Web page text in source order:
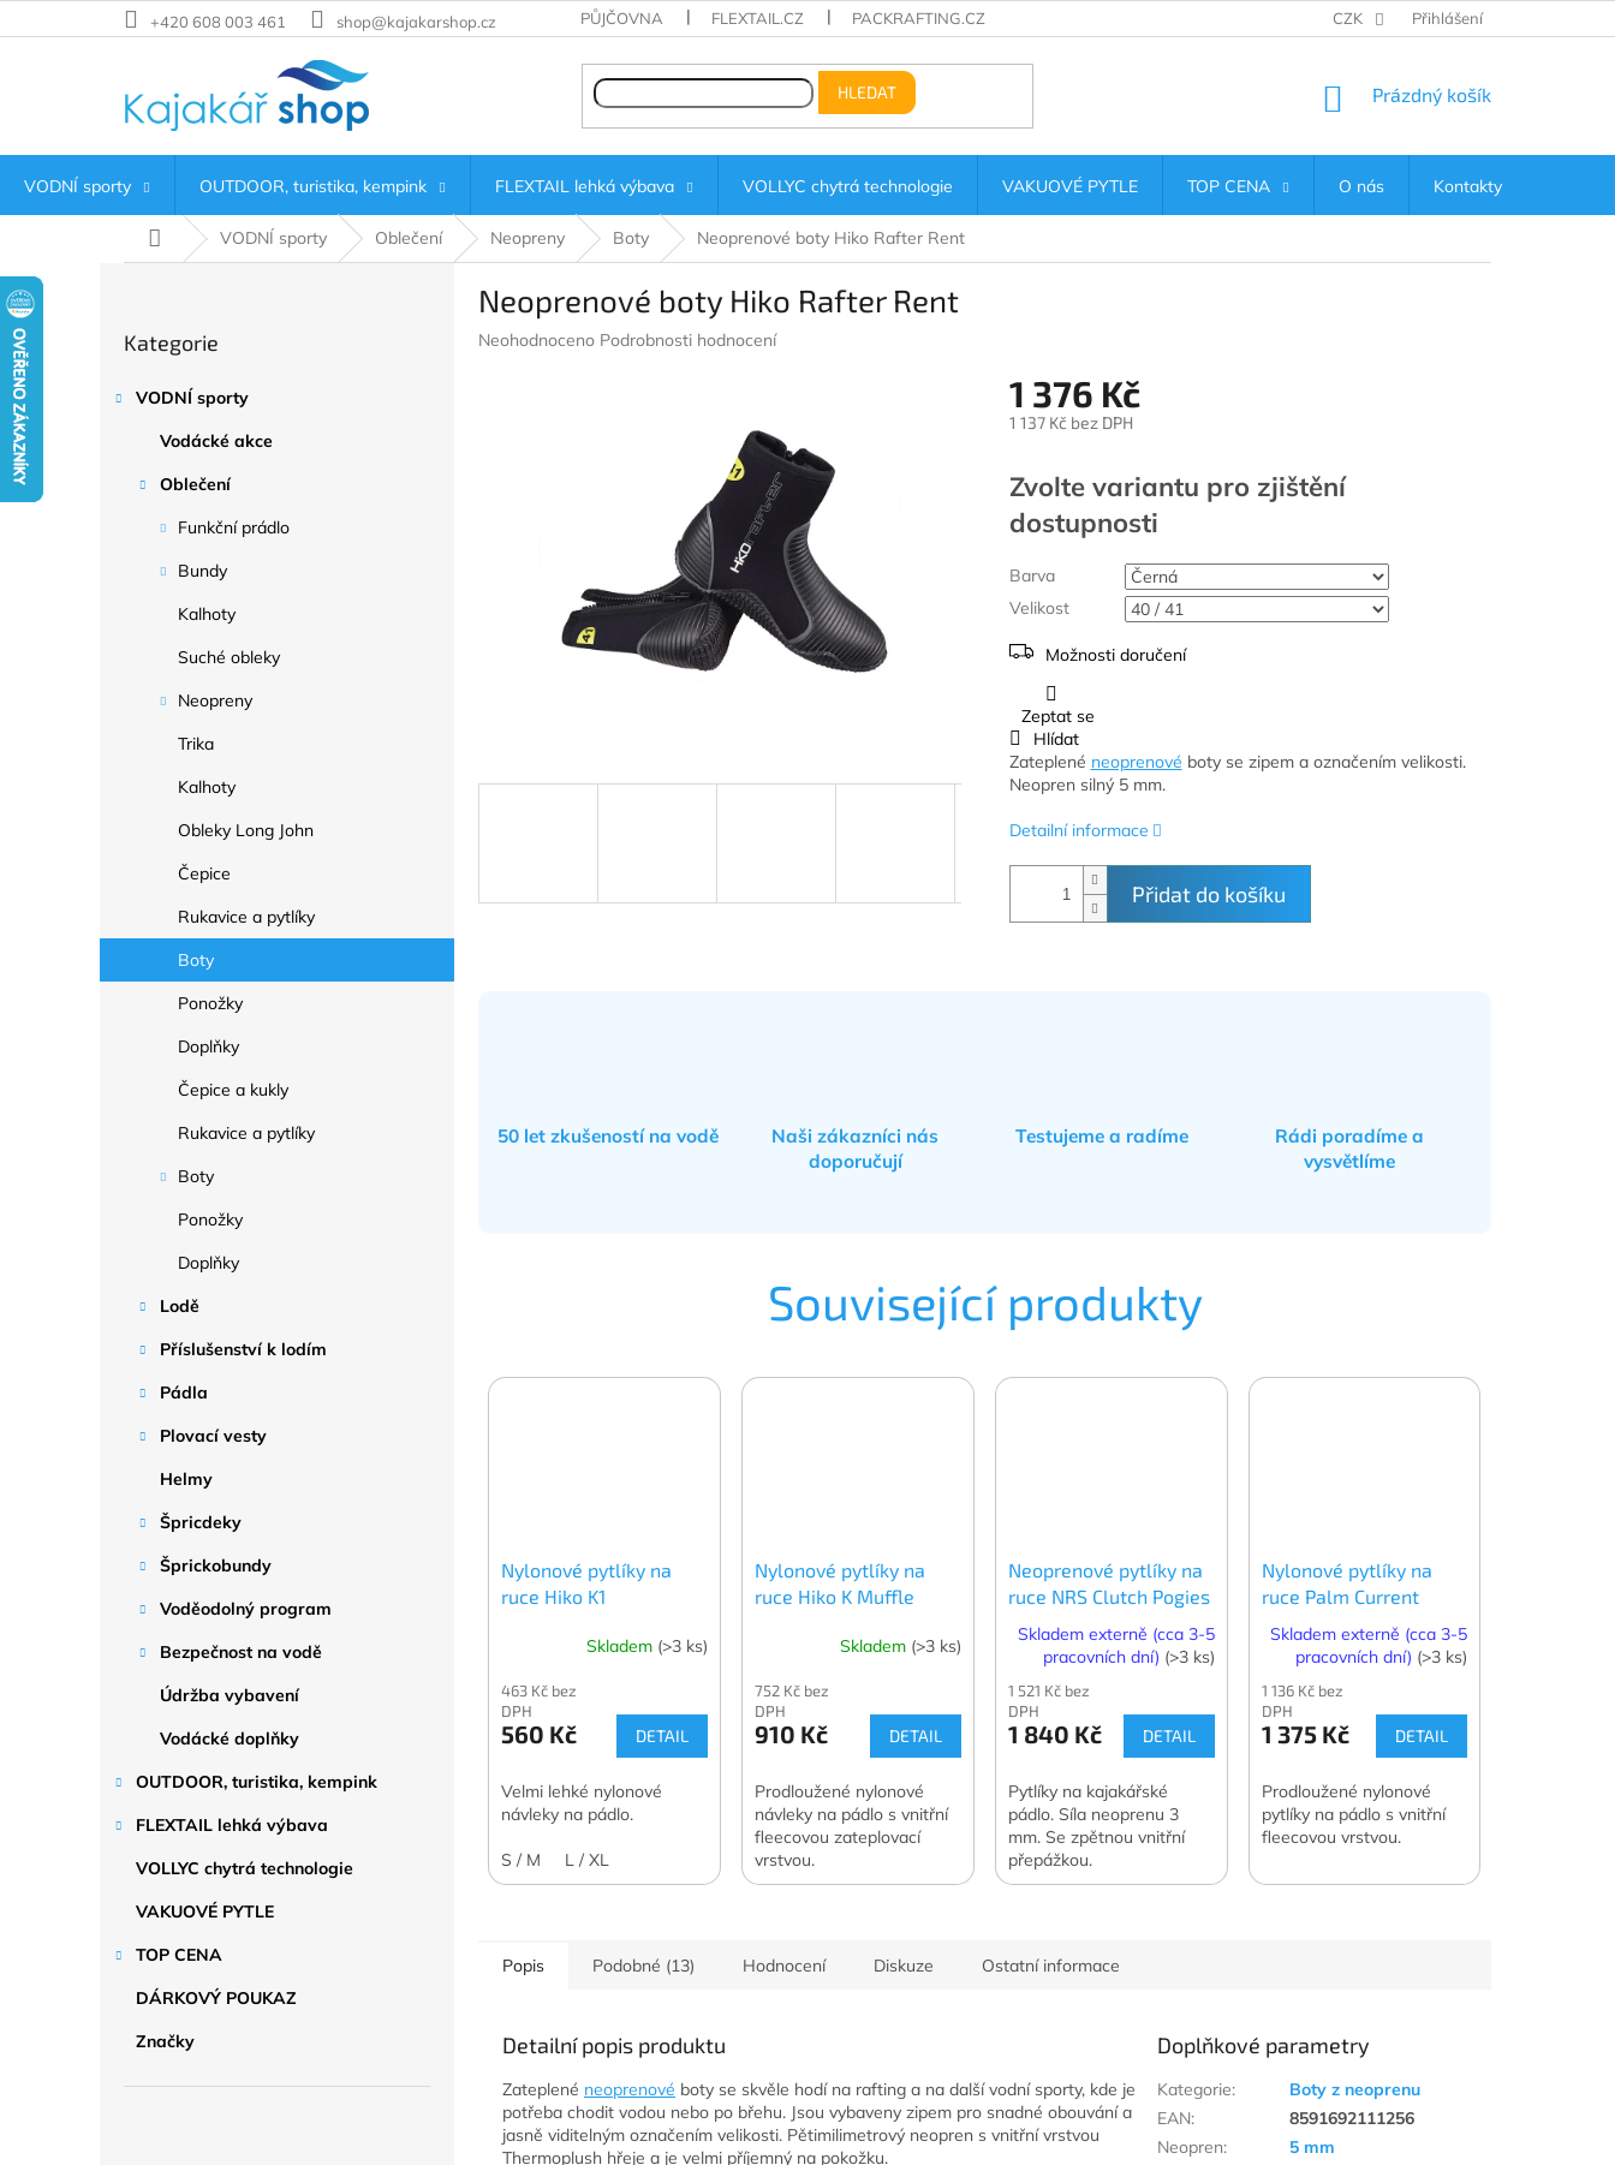
na
+420 608 003 461 shop@kajakarshop.cz PŮJČOVNA FLEXTAIL.CZ PACKRAFTING.CZ CZK Přihlášení
HLEDAT
NÁKUPNÍ
Prázdný košík
VODNÍ sporty OUTDOOR, turistika, kempink FLEXTAIL lehká výbava VOLLYC chytrá technologie VAKUOVÉ PYTLE TOP CENA O nás Kontakty
Domů VODNÍ sporty Oblečení Neopreny Boty Neoprenové boty Hiko Rafter Rent
kategorie
Kategorie
VODNÍ sporty
Vodácké akce
Oblečení
Funkční prádlo
Bundy
Kalhoty
Suché obleky
Neopreny
Trika
Kalhoty
Obleky Long John
Čepice
Rukavice a pytlíky
Boty
Ponožky
Doplňky
Čepice a kukly
Rukavice a pytlíky
Boty
Ponožky
Doplňky
Lodě
Příslušenství k lodím
Pádla
Plovací vesty
Helmy
Špricdeky
Šprickobundy
Voděodolný program
Bezpečnost na vodě
Údržba vybavení
Vodácké doplňky
OUTDOOR, turistika, kempink
FLEXTAIL lehká výbava
VOLLYC chytrá technologie
VAKUOVÉ PYTLE
TOP CENA
DÁRKOVÝ POUKAZ
Značky
Neoprenové boty Hiko Rafter Rent
Průměrné
Neohodnoceno Podrobnosti hodnocení
1 376 Kč
1 137 Kč bez DPH
cena:
Zvolte variantu
Barva
Velikost
Možnosti doručení
Přidat do košíku
Zateplené neoprenové boty se zipem a označením velikosti.
Neopren silný 5 mm.
Detailní informace
Zeptat se
Hlídat
50 let zkušeností na vodě
Naši zákazníci nás
doporučují
Testujeme a radíme
Rádi poradíme a
vysvětlíme
Související produkty
Nylonové pytlíky na
ruce Hiko K1
Skladem (>3 ks)
463 Kč bez
DPH
560 Kč DETAIL
Velmi lehké nylonové
návleky na pádlo.
S / M L / XL
Nylonové pytlíky na
ruce Hiko K Muffle
Skladem (>3 ks)
752 Kč bez
DPH
910 Kč DETAIL
Prodloužené nylonové
návleky na pádlo s vnitřní
fleecovou zateplovací
vrstvou.
Neoprenové pytlíky na
ruce NRS Clutch Pogies
Skladem externě (cca 3-5
pracovních dní) (>3 ks)
1 521 Kč bez
DPH
1 840 Kč DETAIL
Pytlíky na kajakářské
pádlo. Síla neoprenu 3
mm. Se zpětnou vnitřní
přepážkou.
Nylonové pytlíky na
ruce Palm Current
Skladem externě (cca 3-5
pracovních dní) (>3 ks)
1 136 Kč bez
DPH
1 375 Kč DETAIL
Prodloužené nylonové
pytlíky na pádlo s vnitřní
fleecovou vrstvou.
Popis Podobné (13) Hodnocení Diskuze Ostatní informace
Detailní popis produktu
Zateplené neoprenové boty se skvěle hodí na rafting a na další vodní sporty, kde je
potřeba chodit vodou nebo po břehu. Jsou vybaveny zipem pro snadné obouvání a
jasně viditelným označením velikosti. Pětimilimetrový neopren s vnitřní vrstvou
Thermoplush hřeje a je velmi příjemný na pokožku.
Doplňkové parametry
Kategorie:
Boty z neoprenu
EAN:
8591692111256
Neopren:
5 mm